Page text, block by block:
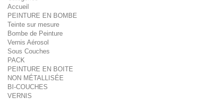
Accueil
PEINTURE EN BOMBE
Teinte sur mesure
Bombe de Peinture
Vernis Aérosol
Sous Couches
PACK
PEINTURE EN BOITE
NON MÉTALLISÉE
BI-COUCHES
VERNIS